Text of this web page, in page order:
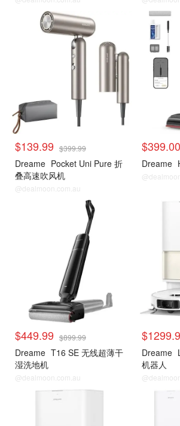
$139.99 $399.99
Dreame Pocket Uni Pure 折
叠高速吹风机
@dealmoon.com.au
$399.00
Dreame
$449.99 $899.99
Dreame T16 SE 无线超薄干
湿洗地机
@dealmoon.com.au
Dreame
机器人